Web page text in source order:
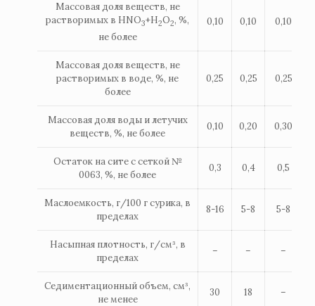
Массовая доля веществ, не
растворимых в HNO3+H2O2, %,
не более
0,10 0,10 0,10
Массовая доля веществ, не
растворимых в воде, %, не
более
0,25 0,25 0,25
Массовая доля воды и летучих
веществ, %, не более
0,10 0,20 0,30
Остаток на сите с сеткой №
0063, %, не более
0,3 0,4 0,5
Маслоемкость, г/100 г сурика, в
пределах
8-16 5-8 5-8
Насыпная плотность, г/см³, в
пределах
– – –
Седиментационный объем, см³,
не менее
30 18 –